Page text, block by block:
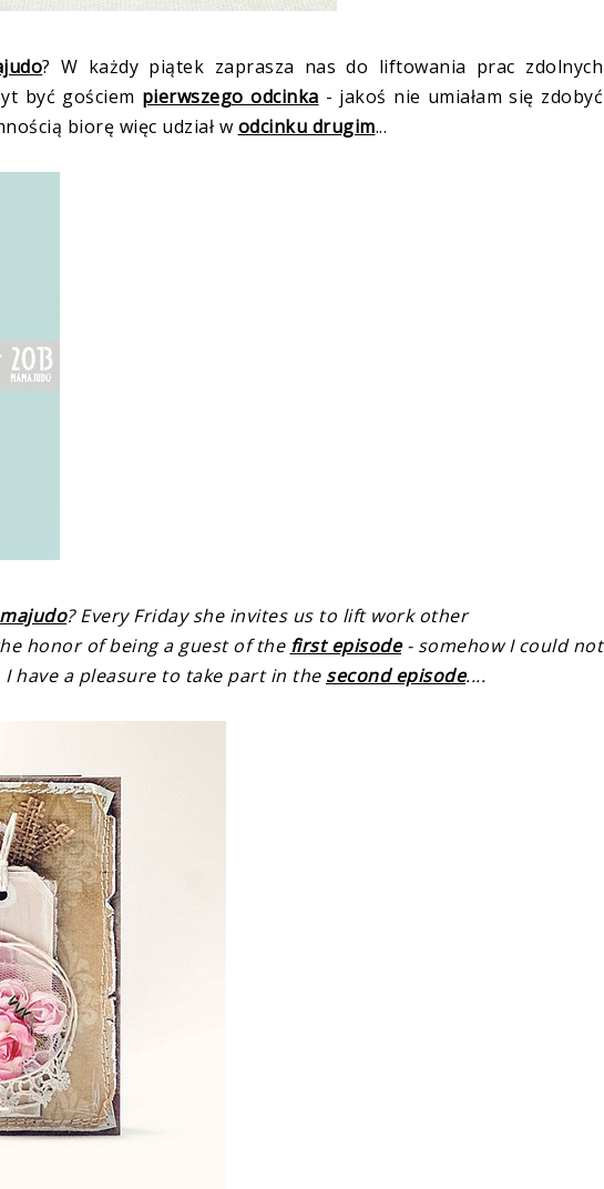
? W każdy piątek zaprasza nas do liftowania prac zdolnych
być gościem pierwszego odcinka - jakoś nie umiałam się zdobyć
biorę więc udział w odcinku drugim...
? Every Friday she invites us to lift work other
honor of being a guest of the first episode- somehow I could not
have a pleasure to take part in the second episode....